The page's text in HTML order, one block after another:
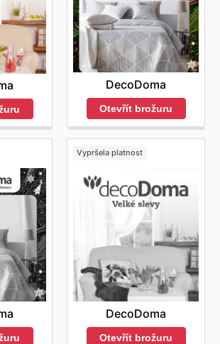
DecoDoma
Otevřít brožuru
Vypršela platnost
DecoDoma
Otevřít brožuru